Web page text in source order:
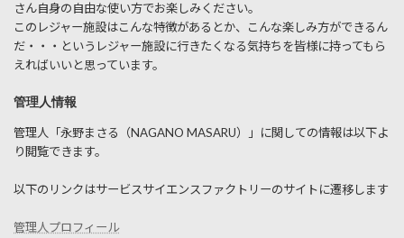
さん自身の自由な使い方でお楽しみください。
このレジャー施設はこんな特徴があるとか、こんな楽しみ方ができるん
だ・・・というレジャー施設に行きたくなる気持ちを皆様に持ってもら
えればいいと思っています。
管理人情報
管理人「永野まさる（NAGANO MASARU）」に関しての情報は以下よ
り閲覧できます。
以下のリンクはサービスサイエンスファクトリーのサイトに遷移します
管理人プロフィール